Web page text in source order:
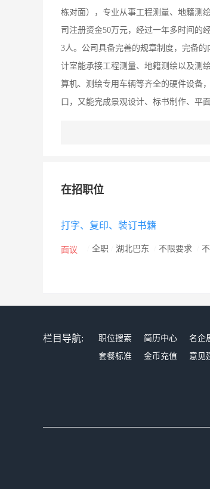
栋对面），专业从事工程测量、地籍测
司注册资金50万元，经过一年多时间的
3人。公司具备完善的规章制度，完备
计室能承接工程测量、地籍测绘以及测
算机、测绘专用车辆等齐全的硬件设备
口，又能完成景观设计、标书制作、平
户，以质量求发展”，严把质量关，经
在招职位
打字、复印、装订书籍
面议 全职 湖北巴东 不限要求
栏目导航: 职位搜索 简历中心 名企
套餐标准
金币充值 意见